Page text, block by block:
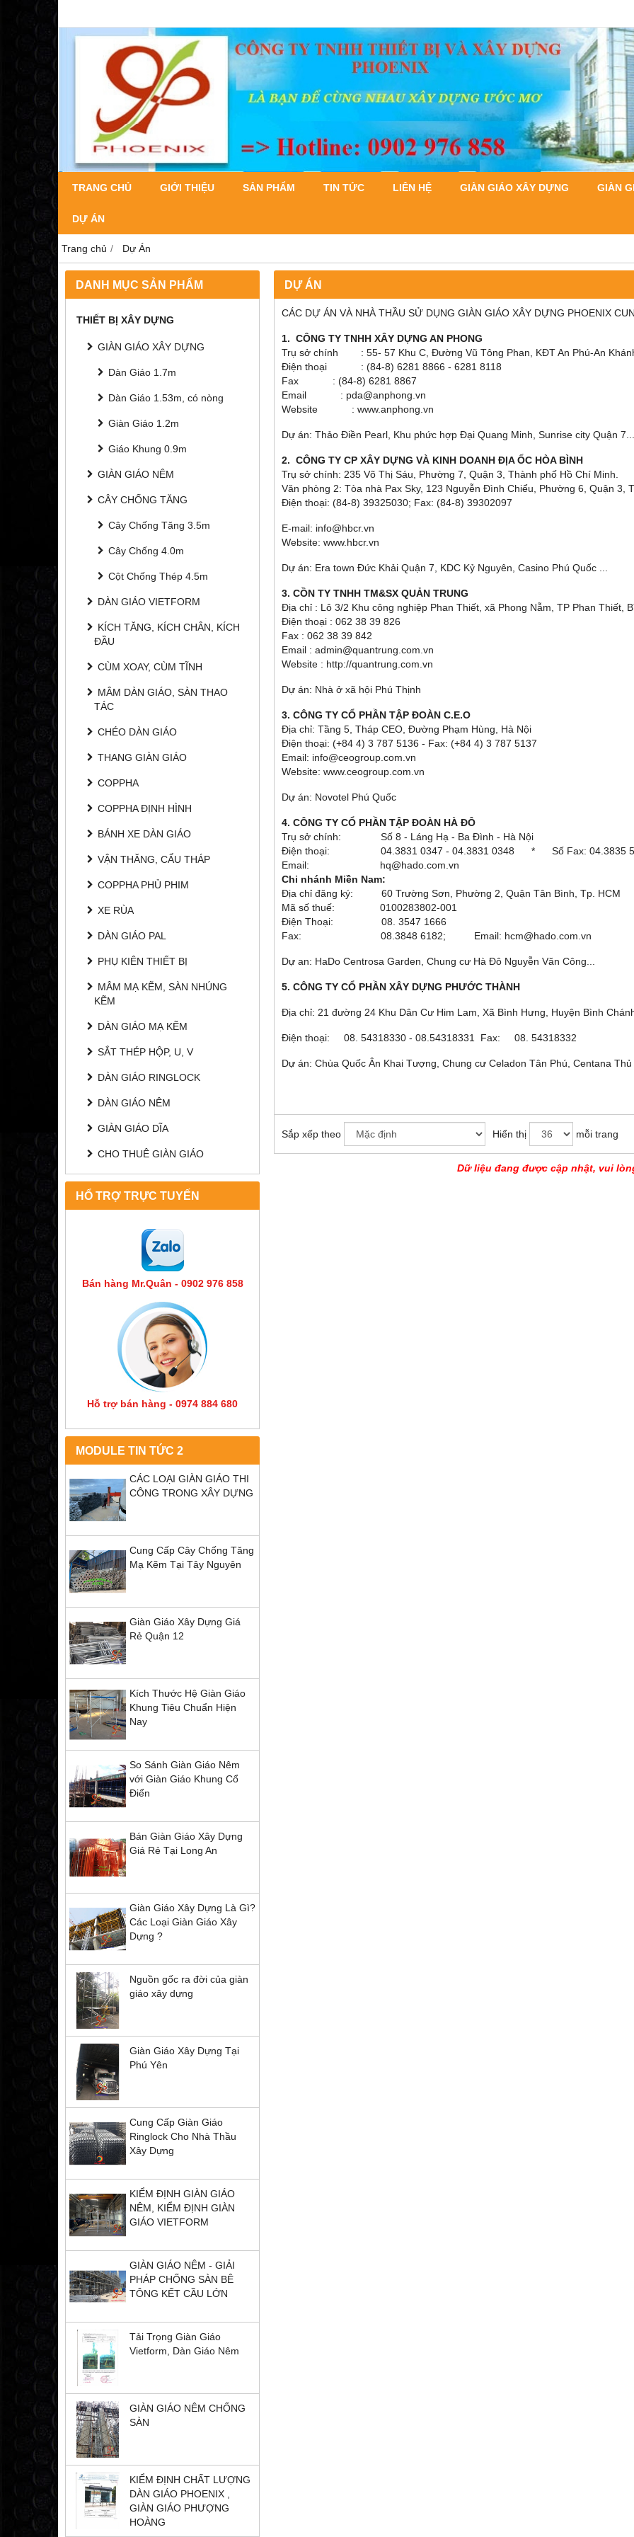
TRANG CHỦ GIỚI THIỆU SẢN PHẨM TIN TỨC LIÊN HỆ GIÀN GIÁO XÂY DỰNG GIÀN
DỰ ÁN
Trang chủ Dự Án
DANH MỤC SẢN PHẨM
THIẾT BỊ XÂY DỰNG
GIÀN GIÁO XÂY DỰNG
Dàn Giáo 1.7m
Dàn Giáo 1.53m, có nòng
Giàn Giáo 1.2m
Giáo Khung 0.9m
GIÀN GIÁO NÊM
CÂY CHỐNG TĂNG
Cây Chống Tăng 3.5m
Cây Chống 4.0m
Cột Chống Thép 4.5m
DÀN GIÁO VIETFORM
KÍCH TĂNG, KÍCH CHÂN, KÍCH
ĐẦU
CÙM XOAY, CÙM TĨNH
MÂM DÀN GIÁO, SÀN THAO
TÁC
CHÉO DÀN GIÁO
THANG GIÀN GIÁO
COPPHA
COPPHA ĐỊNH HÌNH
BÁNH XE DÀN GIÁO
VẬN THĂNG, CẨU THÁP
COPPHA PHỦ PHIM
XE RÙA
DÀN GIÁO PAL
PHỤ KIÊN THIẾT BỊ
MÂM MẠ KẼM, SÀN NHÚNG
KẼM
DÀN GIÁO MẠ KẼM
SẮT THÉP HỘP, U, V
DÀN GIÁO RINGLOCK
DÀN GIÁO NÊM
GIÀN GIÁO DĨA
CHO THUÊ GIÀN GIÁO
HỔ TRỢ TRỰC TUYẾN
Bán hàng Mr.Quân - 0902 976 858
Hỗ trợ bán hàng - 0974 884 680
MODULE TIN TỨC 2
CÁC LOẠI GIÀN GIÁO THI
CÔNG TRONG XÂY DỰNG
Cung Cấp Cây Chống Tăng
Mạ Kẽm Tại Tây Nguyên
Giàn Giáo Xây Dựng Giá
Rẻ Quận 12
Kích Thước Hệ Giàn Giáo
Khung Tiêu Chuẩn Hiện
Nay
So Sánh Giàn Giáo Nêm
với Giàn Giáo Khung Cổ
Điển
Bán Giàn Giáo Xây Dựng
Giá Rẻ Tại Long An
Giàn Giáo Xây Dựng Là Gì?
Các Loại Giàn Giáo Xây
Dựng ?
Nguồn gốc ra đời của giàn
giáo xây dựng
Giàn Giáo Xây Dựng Tại
Phú Yên
Cung Cấp Giàn Giáo
Ringlock Cho Nhà Thầu
Xây Dựng
KIỂM ĐỊNH GIÀN GIÁO
NÊM, KIỂM ĐỊNH GIÀN
GIÁO VIETFORM
GIÀN GIÁO NÊM - GIẢI
PHÁP CHỐNG SÀN BÊ
TÔNG KẾT CẦU LỚN
Tải Trọng Giàn Giáo
Vietform, Dàn Giáo Nêm
GIÀN GIÁO NÊM CHỐNG
SÀN
KIỂM ĐỊNH CHẤT LƯỢNG
DÀN GIÁO PHOENIX ,
GIÀN GIÁO PHƯỢNG
HOÀNG
DỰ ÁN
CÁC DỰ ÁN VÀ NHÀ THẦU SỬ DỤNG GIÀN GIÁO XÂY DỰNG PHOENIX
1. CÔNG TY TNHH XÂY DỰNG AN PHONG
Trụ sở chính : 55- 57 Khu C, Đường Vũ Tông Phan, KĐT An Phú-An
Điện thoại : (84-8) 6281 8866 - 6281 8118
Fax : (84-8) 6281 8867
Email : pda@anphong.vn
Website : www.anphong.vn
Dự án: Thảo Điền Pearl, Khu phức hợp Đại Quang Minh, Sunrise city Quận 7...
2. CÔNG TY CP XÂY DỰNG VÀ KINH DOANH ĐỊA ỐC HÒA BÌNH
Trụ sở chính: 235 Võ Thị Sáu, Phường 7, Quận 3, Thành phố Hồ
Văn phòng 2: Tòa nhà Pax Sky, 123 Nguyễn Đình Chiểu, Phường 6, Quận 3,
Điện thoại: (84-8) 39325030; Fax: (84-8) 39302097
E-mail: info@hbcr.vn
Website: www.hbcr.vn
Dự án: Era town Đức Khải Quận 7, KDC Kỷ Nguyên, Casino Phú Quốc ...
3. CỒN TY TNHH TM&SX QUẢN TRUNG
Địa chỉ : Lô 3/2 Khu công nghiệp Phan Thiết, xã Phong Nẫm, TP Phan Thiết,
Điện thoại : 062 38 39 826
Fax : 062 38 39 842
Email : admin@quantrung.com.vn
Website : http://quantrung.com.vn
Dự án: Nhà ở xã hội Phú Thịnh
3. CÔNG TY CỔ PHẦN TẬP ĐOÀN C.E.O
Địa chỉ: Tầng 5, Tháp CEO, Đường Phạm Hùng, Hà Nội
Điện thoại: (+84 4) 3 787 5136 - Fax: (+84 4) 3 787 5137
Email: info@ceogroup.com.vn
Website: www.ceogroup.com.vn
Dự án: Novotel Phú Quốc
4. CÔNG TY CỔ PHẦN TẬP ĐOÀN HÀ ĐÔ
Trụ sở chính: Số 8 - Láng Hạ - Ba Đình - Hà Nội
Điện thoại: 04.3831 0347 - 04.3831 0348 * Số Fax: 04.3835
Email: hq@hado.com.vn
Chi nhánh Miền Nam:
Địa chỉ đăng ký: 60 Trường Sơn, Phường 2, Quận Tân Bình, Tp. HCM
Mã số thuế: 0100283802-001
Điện Thoại: 08. 3547 1666
Fax: 08.3848 6182; Email: hcm@hado.com.vn
Dự an: HaDo Centrosa Garden, Chung cư Hà Đô Nguyễn Văn Công...
5. CÔNG TY CỔ PHẦN XÂY DỰNG PHƯỚC THÀNH
Địa chỉ: 21 đường 24 Khu Dân Cư Him Lam, Xã Bình Hưng, Huyện Bình
Điện thoại: 08. 54318330 - 08.54318331 Fax: 08. 54318332
Dự án: Chùa Quốc Ân Khai Tượng, Chung cư Celadon Tân Phú, Centana
Sắp xếp theo Hiển thị mỗi trang
Dữ liệu đang được cập nhật, vui